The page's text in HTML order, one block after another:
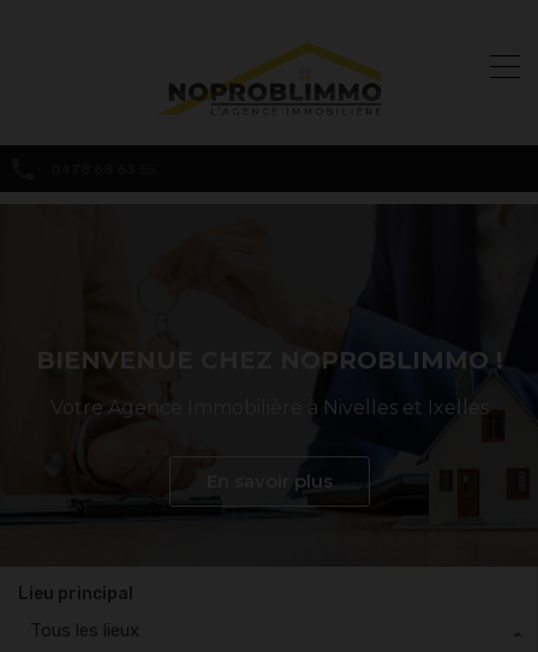
Lieu principal
Tous les lieux